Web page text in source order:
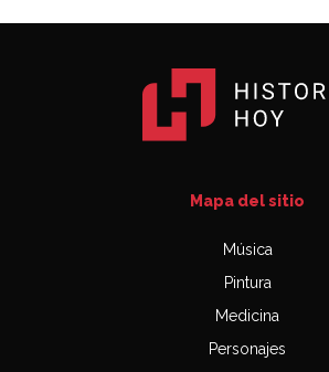
Mapa del sitio
Música
Pintura
Medicina
Personajes